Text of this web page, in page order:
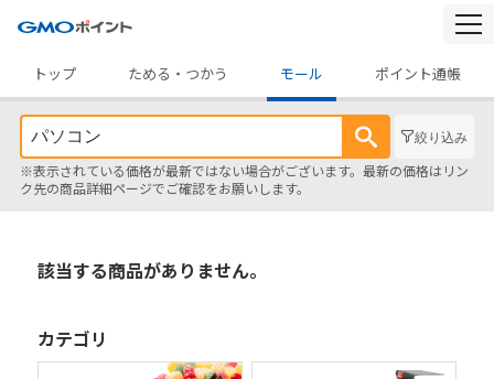
トップ
ためる・つかう モール ポイント通帳
絞り込み
※表示されている価格が最新ではない場合がございます。最新の価格はリン
ク先の商品詳細ページでご確認をお願いします。
該当する商品がありません。
カテゴリ